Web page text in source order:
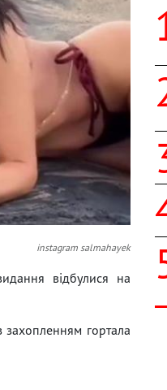
instagram salmahayek
відбулися на
захопленням гортала